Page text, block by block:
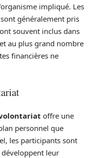
impliqué. Les
généralement pris
souvent inclus dans
au plus grand nombre
financières ne
offre une
personnel que
les participants sont
leur